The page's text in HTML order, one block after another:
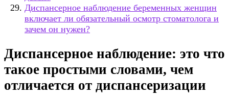
Диспансерное наблюдение беременных женщин
включает ли обязательный осмотр стоматолога и
зачем он нужен?
Диспансерное наблюдение: это что
такое простыми словами, чем
отличается от диспансеризации